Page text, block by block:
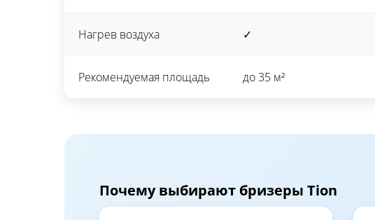
Нагрев воздуха ✓
Рекомендуемая площадь до 35 м²
Почему выбирают бризеры Tion